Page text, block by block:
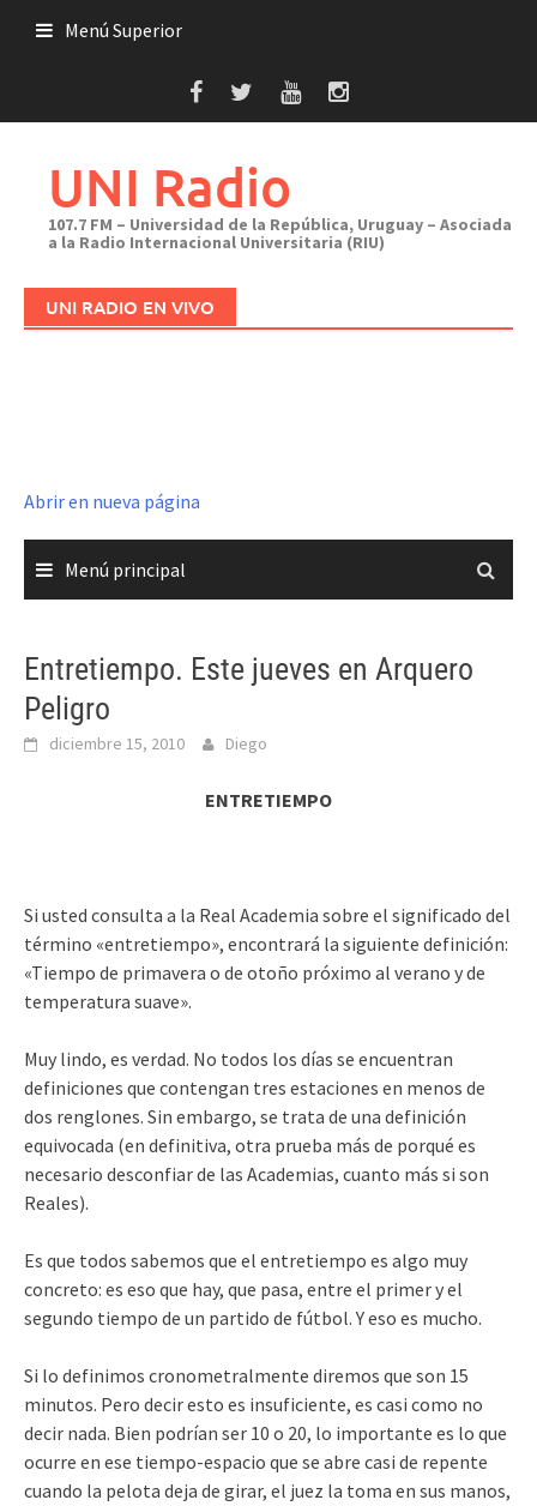
Menú Superior
UNI Radio
107.7 FM – Universidad de la República, Uruguay – Asociada
a la Radio Internacional Universitaria (RIU)
UNI RADIO EN VIVO
Abrir en nueva página
Menú principal
Entretiempo. Este jueves en Arquero
Peligro
diciembre 15, 2010 Diego
ENTRETIEMPO
Si usted consulta a la Real Academia sobre el significado del
término «entretiempo», encontrará la siguiente definición:
«Tiempo de primavera o de otoño próximo al verano y de
temperatura suave».
Muy lindo, es verdad. No todos los días se encuentran
definiciones que contengan tres estaciones en menos de
dos renglones. Sin embargo, se trata de una definición
equivocada (en definitiva, otra prueba más de porqué es
necesario desconfiar de las Academias, cuanto más si son
Reales).
Es que todos sabemos que el entretiempo es algo muy
concreto: es eso que hay, que pasa, entre el primer y el
segundo tiempo de un partido de fútbol. Y eso es mucho.
Si lo definimos cronometralmente diremos que son 15
minutos. Pero decir esto es insuficiente, es casi como no
decir nada. Bien podrían ser 10 o 20, lo importante es lo que
ocurre en ese tiempo-espacio que se abre casi de repente
cuando la pelota deja de girar, el juez la toma en sus manos,